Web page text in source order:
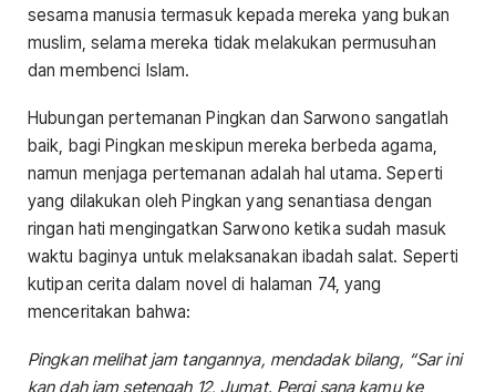
sesama manusia termasuk kepada mereka yang bukan
muslim, selama mereka tidak melakukan permusuhan
dan membenci Islam.
Hubungan pertemanan Pingkan dan Sarwono sangatlah
baik, bagi Pingkan meskipun mereka berbeda agama,
namun menjaga pertemanan adalah hal utama. Seperti
yang dilakukan oleh Pingkan yang senantiasa dengan
ringan hati mengingatkan Sarwono ketika sudah masuk
waktu baginya untuk melaksanakan ibadah salat. Seperti
kutipan cerita dalam novel di halaman 74, yang
menceritakan bahwa:
Pingkan melihat jam tangannya, mendadak bilang, “Sar ini
kan dah jam setengah 12, Jumat. Pergi sana kamu ke